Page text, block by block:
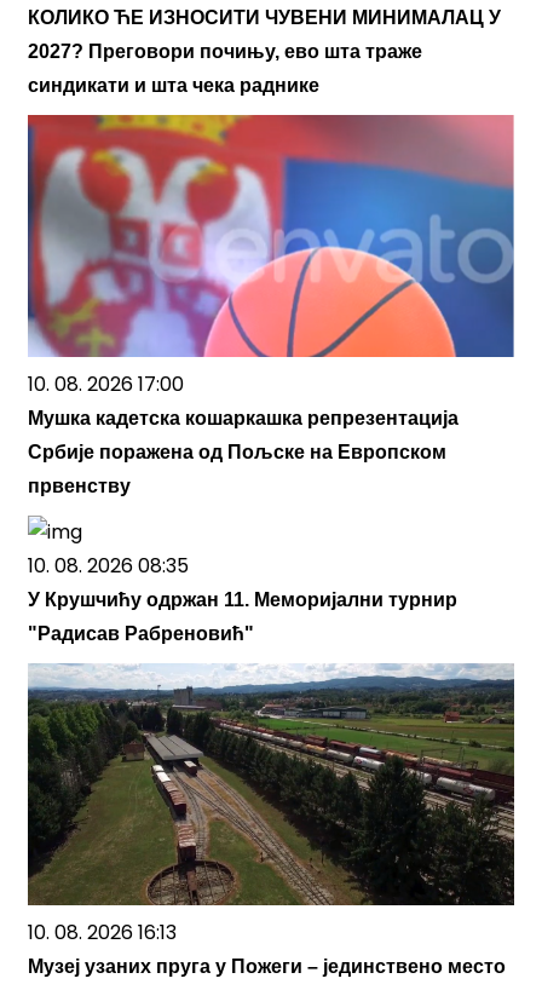
КОЛИКО ЋЕ ИЗНОСИТИ ЧУВЕНИ МИНИМАЛАЦ У
2027? Преговори почињу, ево шта траже
синдикати и шта чека раднике
10. 08. 2026 17:00
Мушка кадетска кошаркашка репрезентација
Србије поражена од Пољске на Европском
првенству
10. 08. 2026 08:35
У Крушчићу одржан 11. Меморијални турнир
"Радисав Рабреновић"
10. 08. 2026 16:13
Музеј узаних пруга у Пожеги – јединствено место